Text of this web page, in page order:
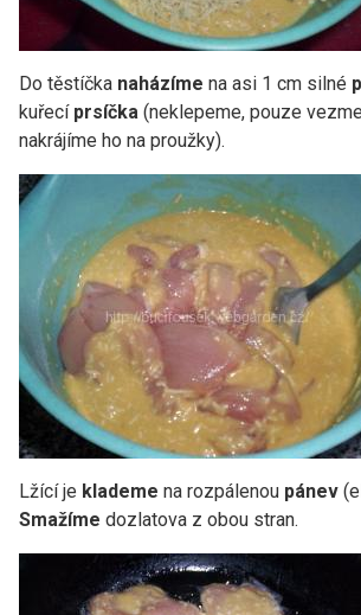
Do těstíčka naházíme na asi 1 cm silné
kuřecíprsíčka (neklepeme, pouze
nakrájíme ho na proužky).
Lžící je klademe na rozpálenou pánev
Smažíme dozlatova z obou stran.